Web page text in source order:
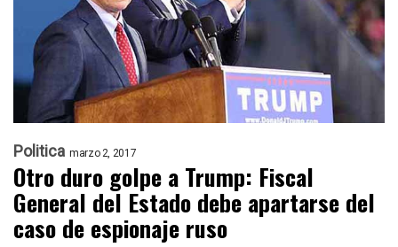
Politica marzo 2, 2017
Otro duro golpe a Trump: Fiscal
General del Estado debe apartarse del
caso de espionaje ruso